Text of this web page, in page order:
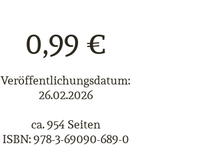
0,99 €
Veröffentlichungsdatum:
26.02.2026
ca. 954 Seiten
ISBN: 978-3-69090-689-0